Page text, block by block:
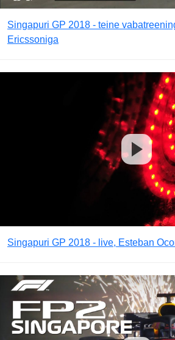
Singapuri GP 2018 - teine
Ericssoniga
Singapuri GP 2018 - live, Esteban